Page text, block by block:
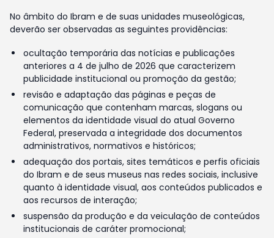
No âmbito do Ibram e de suas unidades museológicas,
deverão ser observadas as seguintes providências:
ocultação temporária das notícias e publicações
anteriores a 4 de julho de 2026 que caracterizem
publicidade institucional ou promoção da gestão;
revisão e adaptação das páginas e peças de
comunicação que contenham marcas, slogans ou
elementos da identidade visual do atual Governo
Federal, preservada a integridade dos documentos
administrativos, normativos e históricos;
adequação dos portais, sites temáticos e perfis oficiais
do Ibram e de seus museus nas redes sociais, inclusive
quanto à identidade visual, aos conteúdos publicados e
aos recursos de interação;
suspensão da produção e da veiculação de conteúdos
institucionais de caráter promocional;